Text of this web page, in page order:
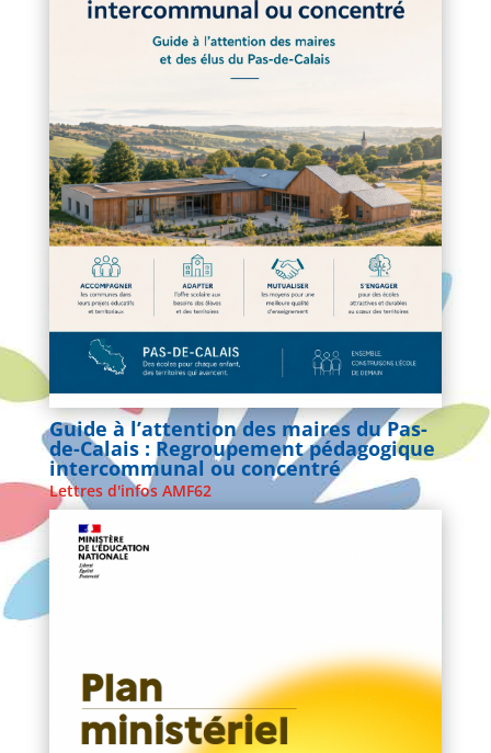
Guide à l’attention des maires du Pas-
de-Calais : Regroupement pédagogique
intercommunal ou concentré
Lettres d'infos AMF62